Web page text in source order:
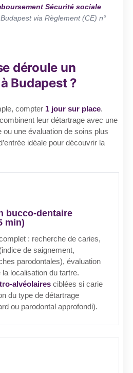
Sécurité sociale
via Règlement (CE) n°
déroule un
Budapest ?
compter 1 jour sur place.
leur détartrage avec une
ou une évaluation de soins plus
idéale pour découvrir la
bucco-dentaire
min)
: recherche de caries,
de saignement,
parodontales), évaluation
localisation du tartre.
alvéolairesciblées si carie
du type de détartrage
ou parodontal approfondi).